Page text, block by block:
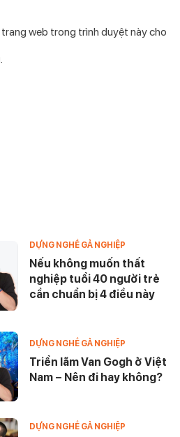
trang web trong trình duyệt này cho
DỰNG NGHỀ GẢ NGHIỆP
Nếu không muốn thất
nghiệp tuổi 40 người trẻ
cần chuẩn bị 4 điều này
DỰNG NGHỀ GẢ NGHIỆP
Triển lãm Van Gogh ở Việt
Nam – Nên đi hay không?
DỰNG NGHỀ GẢ NGHIỆP